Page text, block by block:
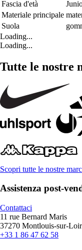
Fascia d'età
Materiale principale
Suola
Loading...
Loading...
Tutte le nostre
Scopri tutte le nostre
Assistenza post-
Contattaci
11 rue Bernard Maris
37270 Montlouis-sur-
+33 1 86 47 62 58